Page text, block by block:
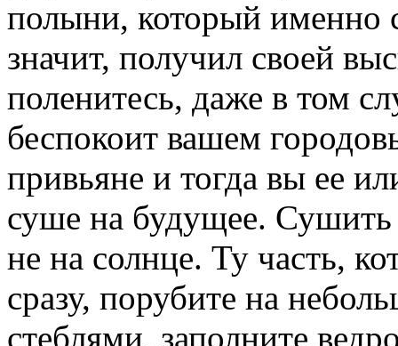
полыни, который именно
значит, получил своей
поленитесь, даже в том
беспокоит вашем
привьяне и тогда вы ее
суше на будущее. Сушить
не на солнце. Ту часть,
сразу, порубите на
стеблями, заполните